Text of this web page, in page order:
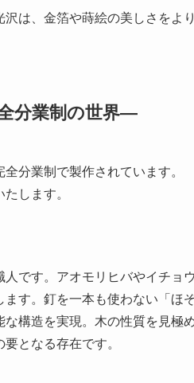
は、金箔や蒔絵の美しさをよ
分業制の世界―
分業制で製作されています。
します。
です。アオモリヒバやイチョ
す。釘を一本も使わない「ほ
な構造を実現。木の性質を見極
となる存在です。